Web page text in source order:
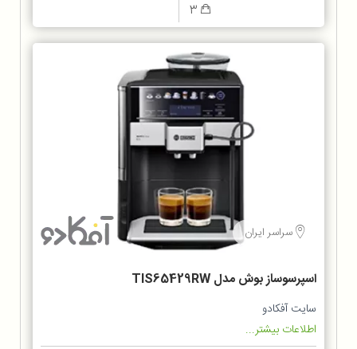
سراسر ایران
اسپرسوساز بوش مدل TIS65429RW
سایت آفکادو
اطلاعات بیشتر...